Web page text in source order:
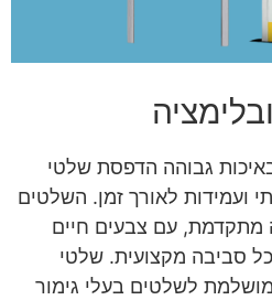
גבוהה הדפסת שלטי
ועמידות לאורך זמן. השלטים
מתקדמת, עם צבעים חיים
סביבה מקצועית. שלטי
לשלטים בעלי גימור